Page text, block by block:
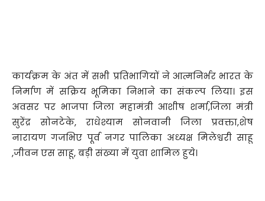
कार्यक्रम के अंत में सभी प्रतिभागियों ने आत्मनिर्भर भारत के
निर्माण में सक्रिय भूमिका निभाने का संकल्प लिया। इस
अवसर पर भाजपा जिला महामंत्री आशीष शर्मा,जिला मंत्री
सुरेंद्र सोनटेके, राधेश्याम सोनवानी जिला प्रवक्ता,शेष
नारायण गजभिए पूर्व नगर पालिका अध्यक्ष मिलेश्वरी साहू
,जीवन एस साहू, बड़ी संख्या में युवा शामिल हुये।